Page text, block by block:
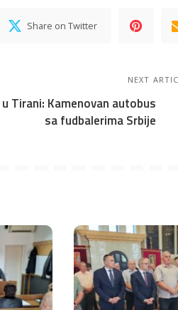
Share on Twitter
NEXT
Tirani: Kamenovan autobus
sa fudbalerima Srbije